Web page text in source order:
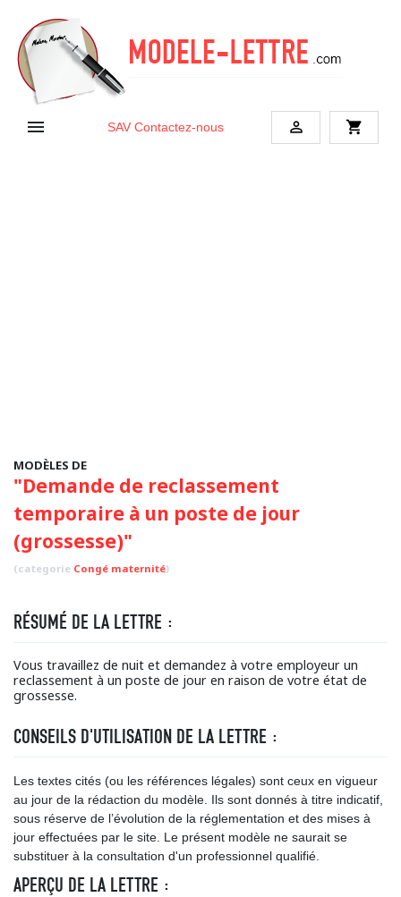
 SAV Contactez-nous  shopping_cart
MODÈLES DE
"Demande de reclassement
temporaire à un poste de jour
(grossesse)"
(categorie Congé maternité)
RÉSUMÉ DE LA LETTRE :
Vous travaillez de nuit et demandez à votre employeur un
reclassement à un poste de jour en raison de votre état de
grossesse.
CONSEILS D'UTILISATION DE LA LETTRE :
Les textes cités (ou les références légales) sont ceux en vigueur
au jour de la rédaction du modèle. Ils sont donnés à titre indicatif,
sous réserve de l’évolution de la réglementation et des mises à
jour effectuées par le site. Le présent modèle ne saurait se
substituer à la consultation d'un professionnel qualifié.
APERÇU DE LA LETTRE :